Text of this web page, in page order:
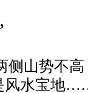
山势不高
风水宝地